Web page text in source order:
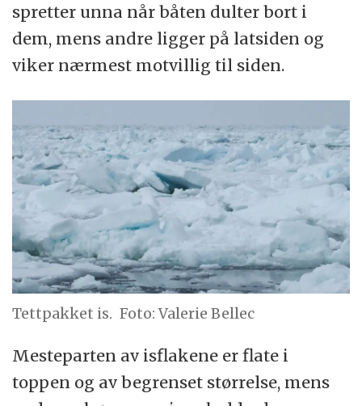
spretter unna når båten dulter bort i
dem, mens andre ligger på latsiden og
viker nærmest motvillig til siden.
Tettpakket is. Foto: Valerie Bellec
Mesteparten av isflakene er flate i
toppen og av begrenset størrelse, mens